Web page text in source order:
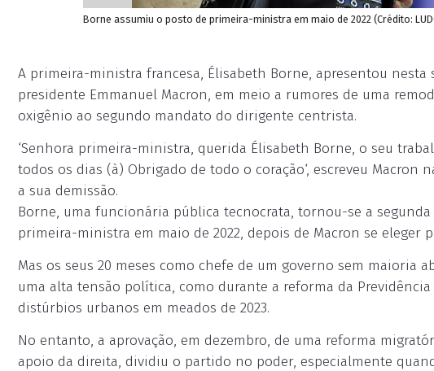
Borne assumiu o posto de primeira-ministra em maio de 2022 (Crédito:
A primeira-ministra francesa, Élisabeth Borne, apresentou nesta
presidente Emmanuel Macron, em meio a rumores de uma
oxigênio ao segundo mandato do dirigente centrista.
‘Senhora primeira-ministra, querida Élisabeth Borne, o seu
todos os dias (à) Obrigado de todo o coração‘, escreveu Macron
a sua demissão.
Borne, uma funcionária pública tecnocrata, tornou-se a
primeira-ministra em maio de 2022, depois de Macron se eleger
Mas os seus 20 meses como chefe de um governo sem maioria
uma alta tensão política, como durante a reforma da
distúrbios urbanos em meados de 2023.
No entanto, a aprovação, em dezembro, de uma reforma
apoio da direita, dividiu o partido no poder, especialmente